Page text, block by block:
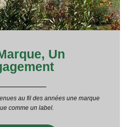
Un
au fil des années une marque
comme un label.